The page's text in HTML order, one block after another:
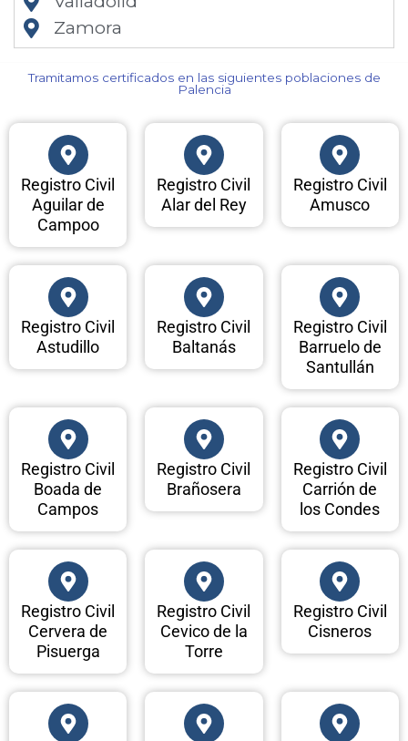
Zamora
Tramitamos certificados en las siguientes poblaciones de
Palencia​
Registro Civil
Aguilar de
Campoo
Registro Civil
Alar del Rey
Registro Civil
Amusco
Registro Civil
Astudillo
Registro Civil
Baltanás
Registro Civil
Barruelo de
Santullán
Registro Civil
Boada de
Campos
Registro Civil
Brañosera
Registro Civil
Carrión de
los Condes
Registro Civil
Cervera de
Pisuerga
Registro Civil
Cevico de la
Torre
Registro Civil
Cisneros